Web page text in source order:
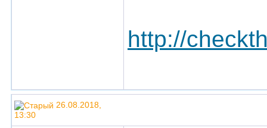
http://
26.08.2018,
13:30